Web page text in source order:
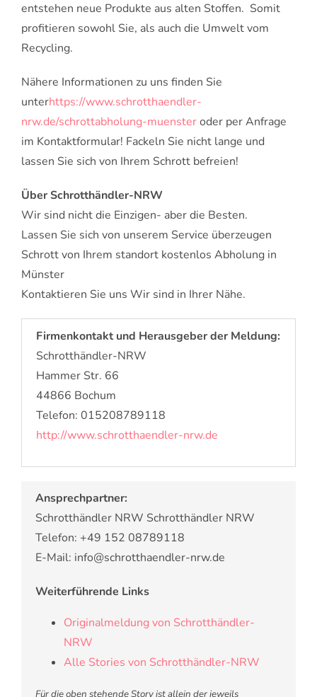
entstehen neue Produkte aus alten Stoffen. Somit
profitieren sowohl Sie, als auch die Umwelt vom
Recycling.
Nähere Informationen zu uns finden Sie
unterhttps://www.schrotthaendler-
nrw.de/schrottabholung-muensteroder per Anfrage
im Kontaktformular! Fackeln Sie nicht lange und
lassen Sie sich von Ihrem Schrott befreien!
Über Schrotthändler-NRW
Wir sind nicht die Einzigen- aber die Besten.
Lassen Sie sich von unserem Service überzeugen
Schrott von Ihrem standort kostenlos Abholung in
Münster
Kontaktieren Sie uns Wir sind in Ihrer Nähe.
Firmenkontakt und Herausgeber der Meldung:
Schrotthändler-NRW
Hammer Str. 66
44866 Bochum
Telefon: 015208789118
http://www.schrotthaendler-nrw.de
Ansprechpartner:
Schrotthändler NRW Schrotthändler NRW
Telefon: +49 152 08789118
E-Mail: info@schrotthaendler-nrw.de
Weiterführende Links
Originalmeldung von Schrotthändler-
NRW
Alle Stories von Schrotthändler-NRW
Für die oben stehende Story ist allein der jeweils